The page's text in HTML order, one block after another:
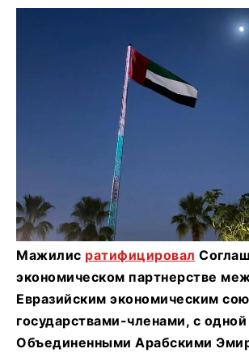
Мажилис ратифицировал
экономическом партнерстве
Евразийским экономическим
государствами-членами, с
Объединенными Арабскими